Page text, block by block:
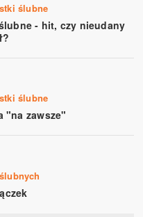
ślubne
- hit, czy nieudany
ślubne
"na zawsze"